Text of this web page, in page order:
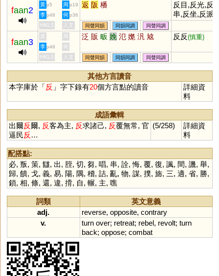
faan2
黃 p5 周 p19 返 阪 橎
反目,反光,反
串,反坐,反派,
反省,反映,反
叛,反思,反差,
反常,反話,反
駁,反撲,反應,
反樸歸真,反
李 p48 何 p36
HKLS 人文 同聲同韻 同韻同調 同聲同調
faan3
黃 周 泛 販 畈 娩 氾 嬔 汎 奿 反反(慎重)
李 p48
何
HKLS
人文 同聲同韻 同韻同調 同聲同調
其他方言讀音
本字庫於「反 」字下錄有20個方言點的讀音
詳細資
料
成語彙輯
出爾反爾, 反客為主, 反求諸己, 反覆無常, 官
逼民反 …
(5/258)
詳細資
料
配搭點:
必, 叛, 策, 讎, 出, 胵, 切, 芻, 唱, 串, 詮,悔, 覆, 復, 諷, 間, 譏, 舉,
歸, 饋, 戈, 義, 易, 陽, 隅, 稽, 詰, 亂, 物, 謀, 撲, 旆, 三, 適, 省, 勝,
鎖, 相, 條, 還, 違, 搰, 自, 輾, 主, 噍
詞類
英文意義
adj.
reverse, opposite, contrary
v.
turn over; retreat; rebel, revolt; turn
back; oppose; combat